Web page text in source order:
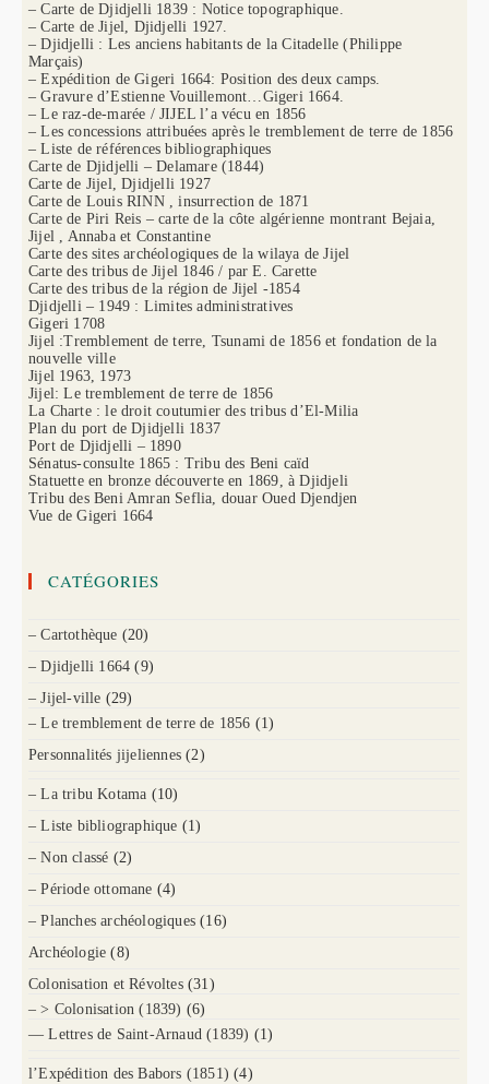
– Carte de Djidjelli 1839 : Notice topographique.
– Carte de Jijel, Djidjelli 1927.
– Djidjelli : Les anciens habitants de la Citadelle (Philippe
Marçais)
– Expédition de Gigeri 1664: Position des deux camps.
– Gravure d’Estienne Vouillemont…Gigeri 1664.
– Le raz-de-marée / JIJEL l’a vécu en 1856
– Les concessions attribuées après le tremblement de terre de 1856
– Liste de références bibliographiques
Carte de Djidjelli – Delamare (1844)
Carte de Jijel, Djidjelli 1927
Carte de Louis RINN , insurrection de 1871
Carte de Piri Reis – carte de la côte algérienne montrant Bejaia,
Jijel , Annaba et Constantine
Carte des sites archéologiques de la wilaya de Jijel
Carte des tribus de Jijel 1846 / par E. Carette
Carte des tribus de la région de Jijel -1854
Djidjelli – 1949 : Limites administratives
Gigeri 1708
Jijel :Tremblement de terre, Tsunami de 1856 et fondation de la
nouvelle ville
Jijel 1963, 1973
Jijel: Le tremblement de terre de 1856
La Charte : le droit coutumier des tribus d’El-Milia
Plan du port de Djidjelli 1837
Port de Djidjelli – 1890
Sénatus-consulte 1865 : Tribu des Beni caïd
Statuette en bronze découverte en 1869, à Djidjeli
Tribu des Beni Amran Seflia, douar Oued Djendjen
Vue de Gigeri 1664
CATÉGORIES
– Cartothèque (20)
– Djidjelli 1664 (9)
– Jijel-ville (29)
– Le tremblement de terre de 1856 (1)
Personnalités jijeliennes (2)
– La tribu Kotama (10)
– Liste bibliographique (1)
– Non classé (2)
– Période ottomane (4)
– Planches archéologiques (16)
Archéologie (8)
Colonisation et Révoltes (31)
– > Colonisation (1839) (6)
— Lettres de Saint-Arnaud (1839) (1)
l’Expédition des Babors (1851) (4)